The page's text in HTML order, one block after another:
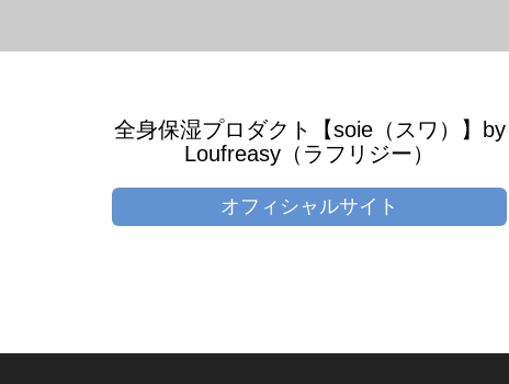
◆【全商品一覧】 ◆【WEB SHOP 限
◆【ラフリジー・アマビエプロジェクト
全身保湿プロダクト【soie（スワ）】by
Loufreasy（ラフリジー）
オフィシャルサイト